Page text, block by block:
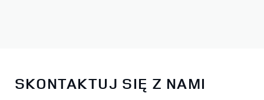
SKONTAKTUJ SIĘ Z NAMI